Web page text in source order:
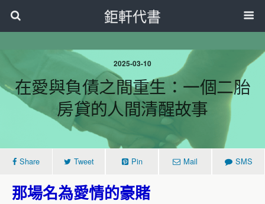
鉅軒代書
2025-03-10
在愛與負債之間重生：一個二胎
房貸的人間清醒故事
Share Tweet Pin Mail SMS
那場名為愛情的豪賭